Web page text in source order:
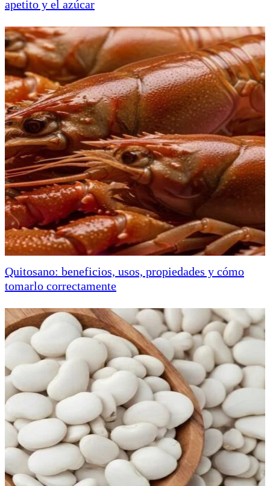
apetito y el azúcar
Quitosano: beneficios, usos, propiedades y cómo
tomarlo correctamente